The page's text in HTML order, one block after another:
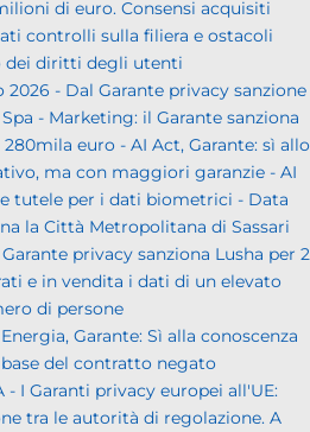
di euro. Consensi acquisiti
controlli sulla filiera e ostacoli
dei diritti degli utenti
2026 - Dal Garante privacy sanzione
- Marketing: il Garante sanziona
euro - AI Act, Garante: sì allo
ma con maggiori garanzie - AI
tutele per i dati biometrici - Data
la Città Metropolitana di Sassari
privacy sanziona Lusha per 2
e in vendita i dati di un elevato
di persone
Garante: Sì alla conoscenza
del contratto negato
- I Garanti privacy europei all'UE:
tra le autorità di regolazione. A